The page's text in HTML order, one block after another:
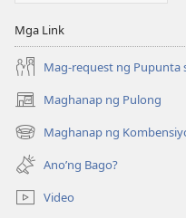
Mga Link
Mag-request ng Pupunta
Maghanap ng Pulong
(may
bubukas
na
bagong
window)
Maghanap ng
(may
bubukas
na
bagong
window)
Ano’ng Bago?
Video